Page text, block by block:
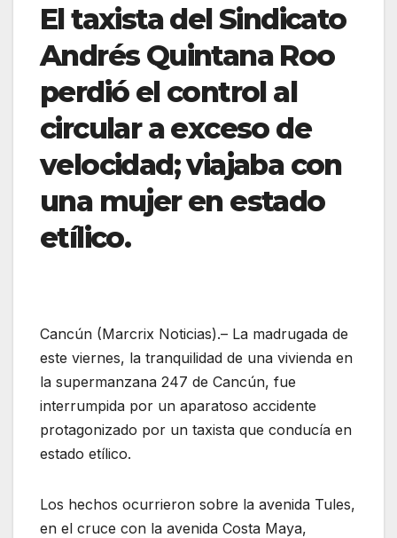
El taxista del Sindicato
Andrés Quintana Roo
perdió el control al
circular a exceso de
velocidad; viajaba con
una mujer en estado
etílico.
Cancún (Marcrix Noticias).– La madrugada de
este viernes, la tranquilidad de una vivienda en
la supermanzana 247 de Cancún, fue
interrumpida por un aparatoso accidente
protagonizado por un taxista que conducía en
estado etílico.
Los hechos ocurrieron sobre la avenida Tules,
en el cruce con la avenida Costa Maya,